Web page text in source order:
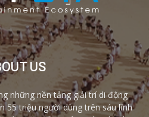
US
những nền tảng giải trí di động
55 triệu người dùng trên sáu lĩnh